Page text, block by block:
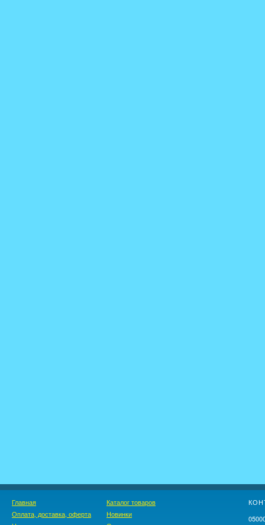
Главная
Оплата, доставка, оферта
Каталог товаров
Новинки